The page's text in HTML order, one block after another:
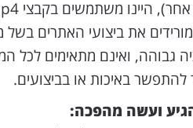
את ביצועי האתרים
גבוהה, ואינם מתאימים
באיכות או בביצועים.